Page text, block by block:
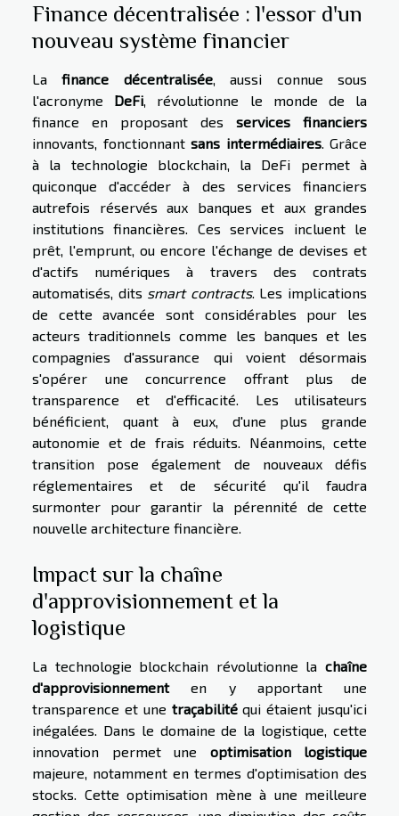
Finance décentralisée : l'essor d'un
nouveau système financier
Lafinance décentralisée, aussi connue sous
l'acronyme DeFi, révolutionne le monde de la
finance en proposant des services financiers
innovants, fonctionnant sans intermédiaires. Grâce
à la technologie blockchain, la DeFi permet à
quiconque d'accéder à des services financiers
autrefois réservés aux banques et aux grandes
institutions financières. Ces services incluent le
prêt, l'emprunt, ou encore l'échange de devises et
d'actifs numériques à travers des contrats
automatisés, dits smart contracts. Les implications
de cette avancée sont considérables pour les
acteurs traditionnels comme les banques et les
compagnies d'assurance qui voient désormais
s'opérer une concurrence offrant plus de
transparence et d'efficacité. Les utilisateurs
bénéficient, quant à eux, d'une plus grande
autonomie et de frais réduits. Néanmoins, cette
transition pose également de nouveaux défis
réglementaires et de sécurité qu'il faudra
surmonter pour garantir la pérennité de cette
nouvelle architecture financière.
Impact sur la chaîne
d'approvisionnement et la
logistique
La technologie blockchain révolutionne la chaîne
d'approvisionnementen y apportant une
transparence et une traçabilitéqui étaient jusqu'ici
inégalées. Dans le domaine de la logistique, cette
innovation permet une optimisation logistique
majeure, notamment en termes d'optimisation des
stocks. Cette optimisation mène à une meilleure